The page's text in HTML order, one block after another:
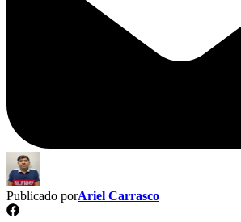
Publicado porAriel Carrasco